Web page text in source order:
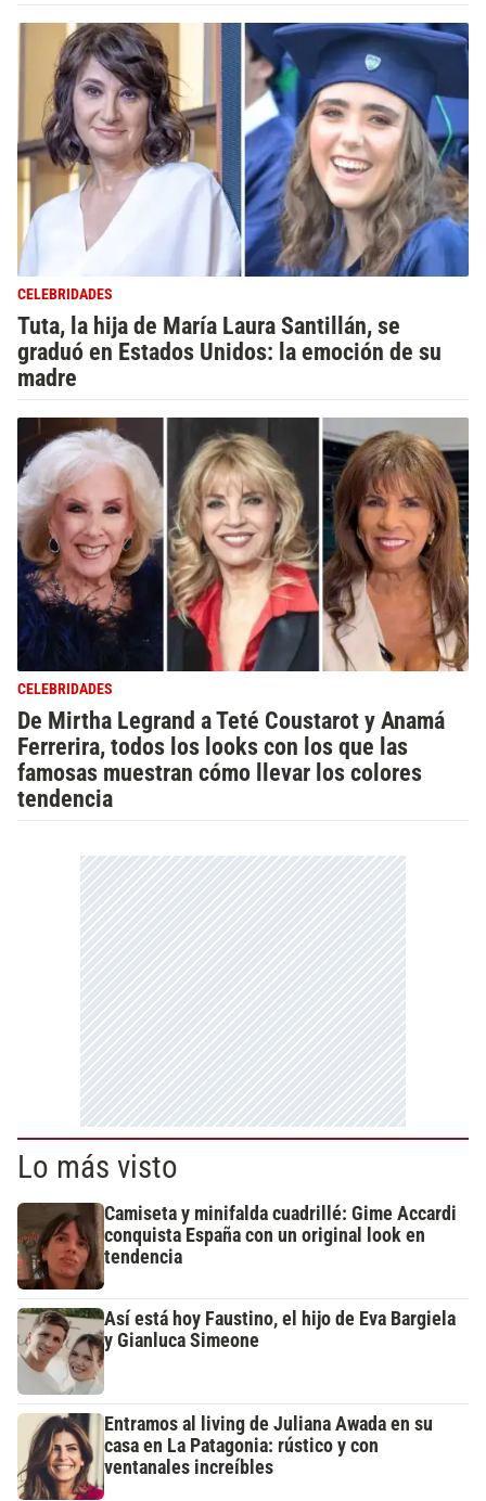
CELEBRIDADES
Tuta, la hija de María Laura Santillán, se
graduó en Estados Unidos: la emoción de su
madre
CELEBRIDADES
De Mirtha Legrand a Teté Coustarot y Anamá
Ferrerira, todos los looks con los que las
famosas muestran cómo llevar los colores
tendencia
Lo más visto
Camiseta y minifalda cuadrillé: Gime Accardi
conquista España con un original look en
tendencia
Así está hoy Faustino, el hijo de Eva Bargiela
y Gianluca Simeone
Entramos al living de Juliana Awada en su
casa en La Patagonia: rústico y con
ventanales increíbles